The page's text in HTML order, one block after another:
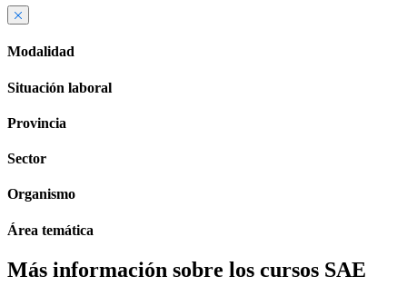
Modalidad
Situación laboral
Provincia
Sector
Organismo
Área temática
Más información sobre los cursos SAE